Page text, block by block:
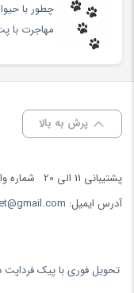
چطور با
مهاجرت با
پرش به بالا
پشتیبانی 11 الی 20 شماره
آدرس ایمیل:
تحویل فوری با پیک فرداپت